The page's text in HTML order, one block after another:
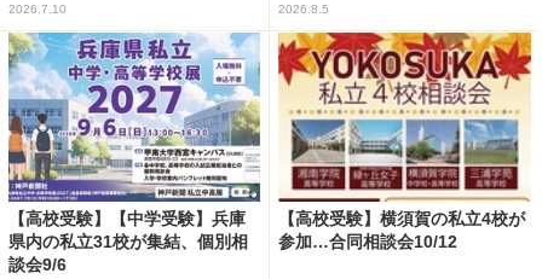
2026.7.10 2026.8.5
【高校受験】【中学受験】兵庫
県内の私立31校が集結、個別相
談会9/6
【高校受験】横須賀の私立4校が
参加…合同相談会10/12